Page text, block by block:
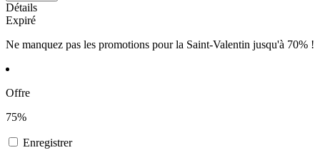
Détails
Expiré
Ne manquez pas les promotions pour la Saint-Valentin jusqu'à 70% !
Offre
75%
Enregistrer